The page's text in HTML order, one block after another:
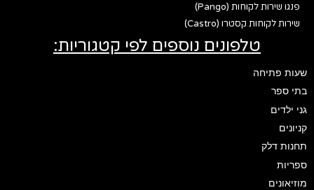
פנגו שירות לקוחות (Pango)
שירות לקוחות קסטרו (Castro)
טלפונים נוספים לפי קטגוריות:
שעות פתיחה
בתי ספר
גני ילדים
קניונים
תחנות דלק
ספריות
מוזיאונים